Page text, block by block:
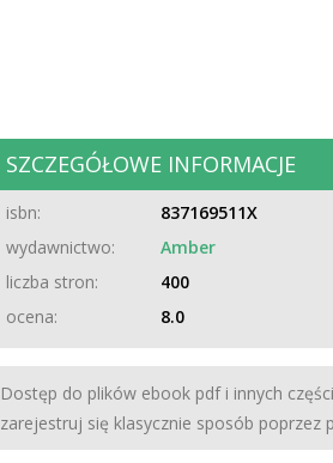
SZCZEGÓŁOWE INFORMACJE
isbn: 837169511X
wydawnictwo:
Amber
liczba stron:
400
ocena:
8.0
Dostęp do plików ebook pdf i innych
zarejestruj się klasycznie sposób